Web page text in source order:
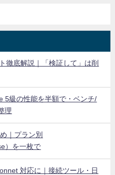
徹底解説｜「検証して」は削
5級の性能を半額で・ベンチ/
理
｜プラン別
）を一枚で
対応に｜接続ツール・日